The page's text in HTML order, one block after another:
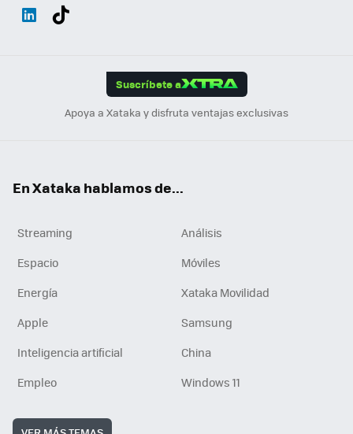
Suscríbete a
Apoya a Xataka y disfruta ventajas exclusivas
En Xataka hablamos de...
Streaming
Análisis
Espacio
Móviles
Energía
Xataka Movilidad
Apple
Samsung
Inteligencia artificial
China
Empleo
Windows 11